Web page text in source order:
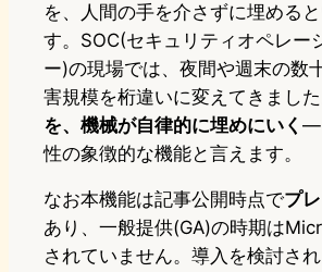
を、人間の手を介さずに埋める
す。SOC(セキュリティオペレー
ー)の現場では、夜間や週末の数
害規模を桁違いに変えてきました
を、機械が自律的に埋めにいく —
性の象徴的な機能と言えます。
なお本機能は記事公開時点でプ
あり、一般提供(GA)の時期は
されていません。導入を検討さ